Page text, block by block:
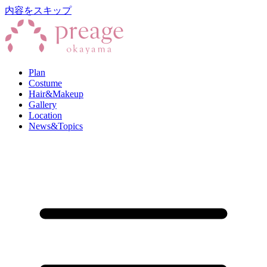
内容をスキップ
Plan
Costume
Hair&Makeup
Gallery
Location
News&Topics